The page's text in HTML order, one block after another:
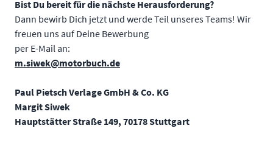
Bist Du bereit für die nächste Herausforderung?
Dann bewirb Dich jetzt und werde Teil unseres Teams! Wir
freuen uns auf Deine Bewerbung
per E-Mail an:
m.siwek@motorbuch.de
Paul Pietsch Verlage GmbH & Co. KG
Margit Siwek
Hauptstätter Straße 149, 70178 Stuttgart